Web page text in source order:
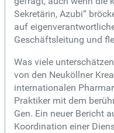
Sekretärin, Azubi“
auf
Geschäftsleitung und
Was viele
von den Neuköllner
internationalen
Praktiker mit dem
Gen. Ein neuer Bericht
Koordination einer